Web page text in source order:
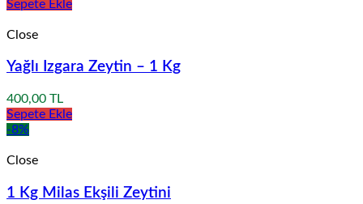
Sepete Ekle
Close
Yağlı Izgara Zeytin – 1 Kg
400,00 TL
Sepete Ekle
-8%
Close
1 Kg Milas Ekşili Zeytini